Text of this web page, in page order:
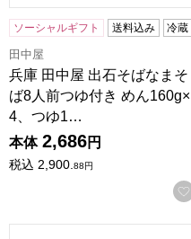
ソーシャルギフト 送料込み 冷蔵
田中屋
兵庫 田中屋 出石そばなまそ
ば8人前つゆ付き めん160g×
4、つゆ1…
本体 2,686円
税込 2,900.88円